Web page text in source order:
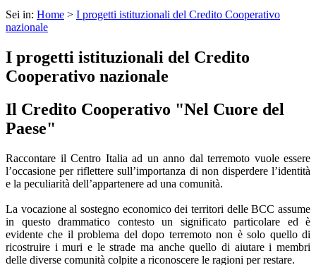
Sei in: Home > I progetti istituzionali del Credito Cooperativo
nazionale
I progetti istituzionali del Credito
Cooperativo nazionale
Il Credito Cooperativo "Nel Cuore del
Paese"
Raccontare il Centro Italia ad un anno dal terremoto vuole essere
l’occasione per riflettere sull’importanza di non disperdere l’identità
e la peculiarità dell’appartenere ad una comunità.
La vocazione al sostegno economico dei territori delle BCC assume
in questo drammatico contesto un significato particolare ed è
evidente che il problema del dopo terremoto non è solo quello di
ricostruire i muri e le strade ma anche quello di aiutare i membri
delle diverse comunità colpite a riconoscere le ragioni per restare.